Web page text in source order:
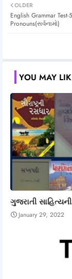
OLDER
English Grammar Test-
Pronouns(સર્વનામો)
YOU MAY
ગુજરાતી
January 29, 2022